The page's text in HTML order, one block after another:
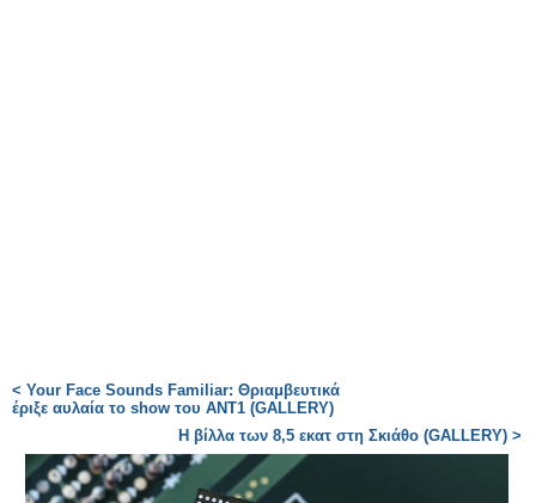
< Your Face Sounds Familiar: Θριαμβευτικά
έριξε αυλαία το show του ΑΝΤ1 (GALLERY)
Η βίλλα των 8,5 εκατ στη Σκιάθο (GALLERY) >